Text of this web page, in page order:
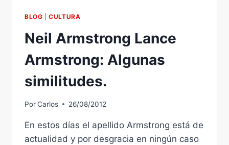
MEDIO
ROTA”
DE
JULIEN
JOHN
HIGGINGS
13
SEPTIEMBRE
20:00H
BLOG |CULTURA
Neil Armstrong Lance
Armstrong: Algunas
similitudes.
PorCarlos 26/08/2012
En estos días el apellido Armstrong está de
actualidad y por desgracia en ningún caso